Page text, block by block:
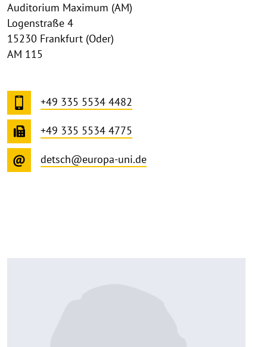
Auditorium Maximum (AM)
Logenstraße 4
15230 Frankfurt (Oder)
AM 115
+49 335 5534 4482
+49 335 5534 4775
detsch@europa-uni.de